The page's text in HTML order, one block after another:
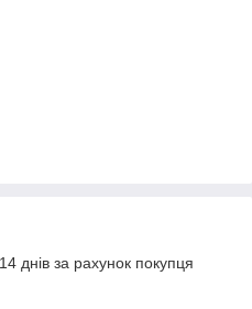
днів за рахунок покупця